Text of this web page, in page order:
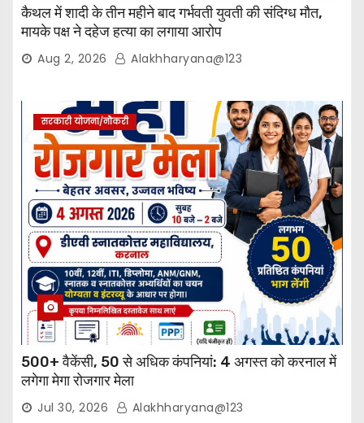
कैथल में शादी के तीन महीने बाद गर्भवती युवती की संदिग्ध मौत,
मायके पक्ष ने दहेज हत्या का लगाया आरोप
Aug 2, 2026 Alakhharyana@123
सरकारी योजना/नौकरी
500+ वैकेंसी, 50 से अधिक कंपनियां: 4 अगस्त को करनाल में
लगेगा मेगा रोजगार मेला
Jul 30, 2026 Alakhharyana@123